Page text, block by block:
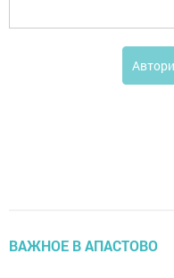
ВАЖНОЕ В АПАСТОВО